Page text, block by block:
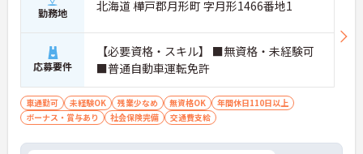
勤務地 北海道 樺戸郡月形町 字月形1466番地1
応募要件
【必要資格・スキル】 ■無資格・未経験可
■普通自動車運転免許
車通勤可 未経験OK 残業少なめ 無資格OK
年間休日110日以上
ボーナス・賞与あり
社会保険完備 交通費支給